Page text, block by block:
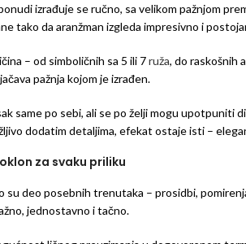
izrađuje se ručno, sa velikom pažnjom
tako da aranžman izgleda impresivno i
– od simboličnih sa 5 ili 7ruža, do raskošnih
pažnja kojom je izrađen.
same po sebi, ali se po želji mogu upotpuniti
dodatim detaljima, efekat ostaje isti –
za svaku priliku
su deo posebnih trenutaka – prosidbi,
jednostavno i tačno.